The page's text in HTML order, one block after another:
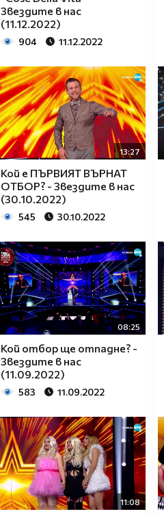
Звездите в нас
(11.12.2022)
904 11.12.2022
13:27
Кой е ПЪРВИЯТ ВЪРНАТ
ОТБОР? - Звездите в нас
(30.10.2022)
545 30.10.2022
08:25
Кой отбор ще отпадне? -
Звездите в нас
(11.09.2022)
583 11.09.2022
11:08